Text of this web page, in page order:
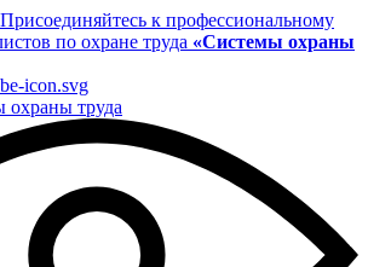
Присоединяйтесь к профессиональному
по охране труда «Системы охраны